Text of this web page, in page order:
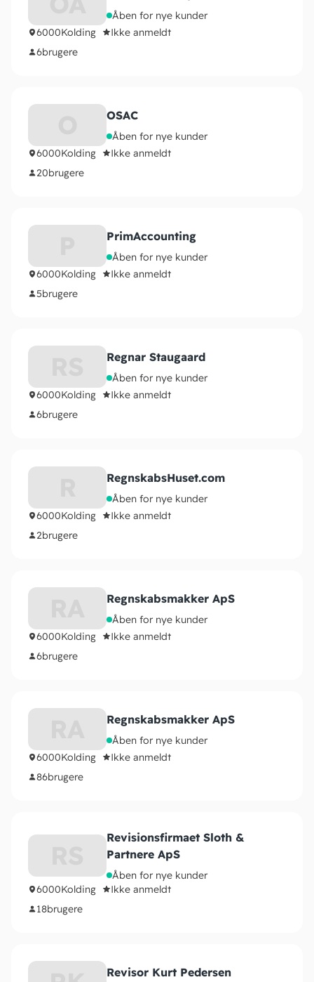
Åben for nye kunder
6000Kolding
Ikke anmeldt
6brugere
OSAC
Åben for nye kunder
6000Kolding
Ikke anmeldt
20brugere
PrimAccounting
Åben for nye kunder
6000Kolding
Ikke anmeldt
5brugere
Regnar Staugaard
Åben for nye kunder
6000Kolding
Ikke anmeldt
6brugere
RegnskabsHuset.com
Åben for nye kunder
6000Kolding
Ikke anmeldt
2brugere
Regnskabsmakker ApS
Åben for nye kunder
6000Kolding
Ikke anmeldt
6brugere
Regnskabsmakker ApS
Åben for nye kunder
6000Kolding
Ikke anmeldt
86brugere
Revisionsfirmaet Sloth &
Partnere ApS
Åben for nye kunder
6000Kolding
Ikke anmeldt
18brugere
Revisor Kurt Pedersen